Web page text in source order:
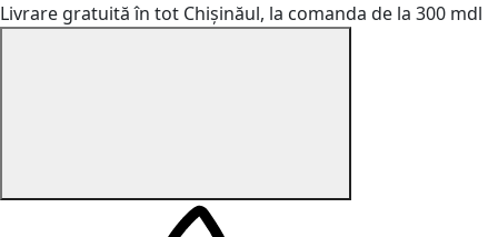
Livrare gratuită în tot Chișinăul, la comanda de la 300 mdl